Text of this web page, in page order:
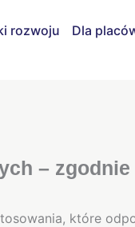
rozwoju Dla
–
które